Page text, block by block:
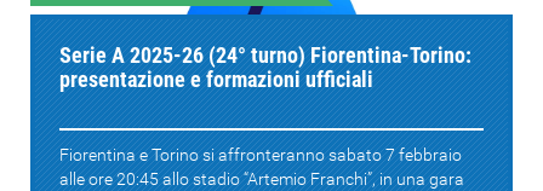
Serie A 2025-26 (24° turno) Fiorentina-Torino:
presentazione e formazioni ufficiali
Fiorentina e Torino si affronteranno sabato 7 febbraio
alle ore 20:45 allo stadio “Artemio Franchi”, in una gara